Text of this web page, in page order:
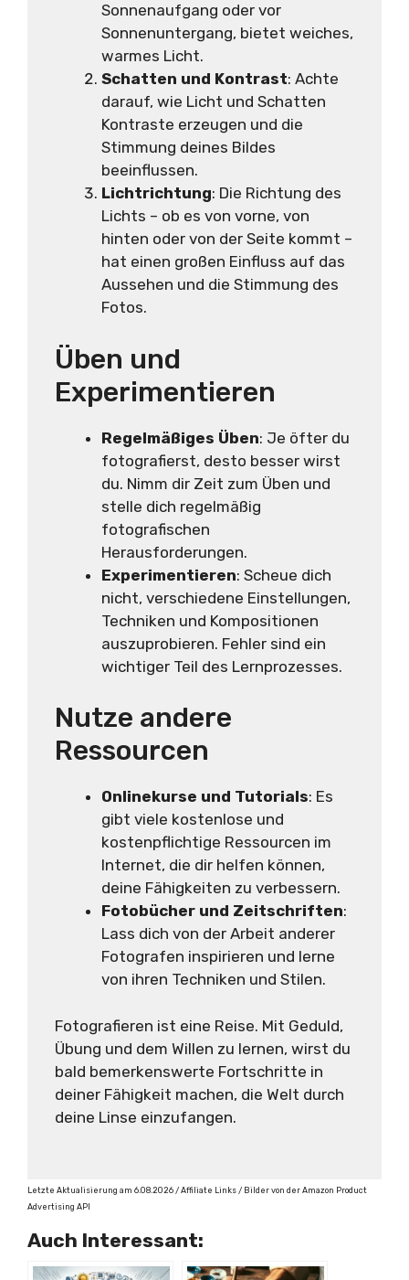
Sonnenaufgang oder vor
Sonnenuntergang, bietet weiches,
warmes Licht.
Schatten und Kontrast: Achte
darauf, wie Licht und Schatten
Kontraste erzeugen und die
Stimmung deines Bildes
beeinflussen.
Lichtrichtung: Die Richtung des
Lichts – ob es von vorne, von
hinten oder von der Seite kommt –
hat einen großen Einfluss auf das
Aussehen und die Stimmung des
Fotos.
Üben und
Experimentieren
Regelmäßiges Üben: Je öfter du
fotografierst, desto besser wirst
du. Nimm dir Zeit zum Üben und
stelle dich regelmäßig
fotografischen
Herausforderungen.
Experimentieren: Scheue dich
nicht, verschiedene Einstellungen,
Techniken und Kompositionen
auszuprobieren. Fehler sind ein
wichtiger Teil des Lernprozesses.
Nutze andere
Ressourcen
Onlinekurse und Tutorials: Es
gibt viele kostenlose und
kostenpflichtige Ressourcen im
Internet, die dir helfen können,
deine Fähigkeiten zu verbessern.
Fotobücher und Zeitschriften:
Lass dich von der Arbeit anderer
Fotografen inspirieren und lerne
von ihren Techniken und Stilen.
Fotografieren ist eine Reise. Mit Geduld,
Übung und dem Willen zu lernen, wirst du
bald bemerkenswerte Fortschritte in
deiner Fähigkeit machen, die Welt durch
deine Linse einzufangen.
Letzte Aktualisierung am 6.08.2026 / Affiliate Links / Bilder von der Amazon Product
Advertising API
Auch Interessant: